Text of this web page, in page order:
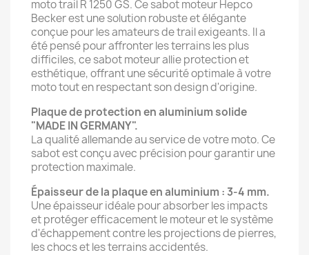
moto trail R 1250 GS. Ce sabot moteur Hepco
Becker est une solution robuste et élégante
conçue pour les amateurs de trail exigeants. Il a
été pensé pour affronter les terrains les plus
difficiles, ce sabot moteur allie protection et
esthétique, offrant une sécurité optimale à votre
moto tout en respectant son design d'origine.
Plaque de protection en aluminium solide
"MADE IN GERMANY".
La qualité allemande au service de votre moto. Ce
sabot est conçu avec précision pour garantir une
protection maximale.
Épaisseur de la plaque en aluminium : 3-4 mm.
Une épaisseur idéale pour absorber les impacts
et protéger efficacement le moteur et le système
d'échappement contre les projections de pierres,
les chocs et les terrains accidentés.